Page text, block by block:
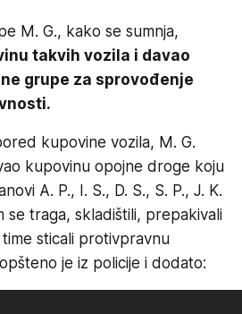
M. G., kako se sumnja,
takvih vozila i davao
grupe za sprovođenje
kupovine vozila, M. G.
kupovinu opojne droge koju
A. P., I. S., D. S., S. P., J. K.
se traga, skladištili, prepakivali
sticali protivpravnu
je iz policije i dodato: